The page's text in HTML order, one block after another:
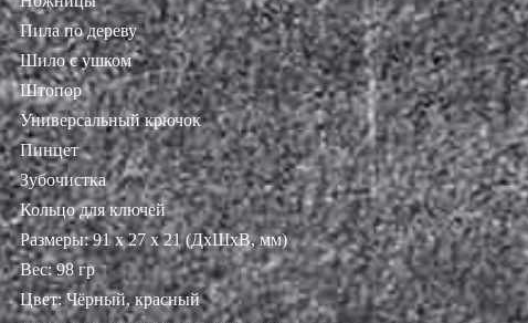
Пила по дереву
Шило с ушком
Штопор
Универсальный крючок
Пинцет
Зубочистка
Кольцо для ключей
Размеры: 91 х 27 х 21 (ДхШхВ, мм)
Вес: 98 гр
Цвет: Чёрный, красный